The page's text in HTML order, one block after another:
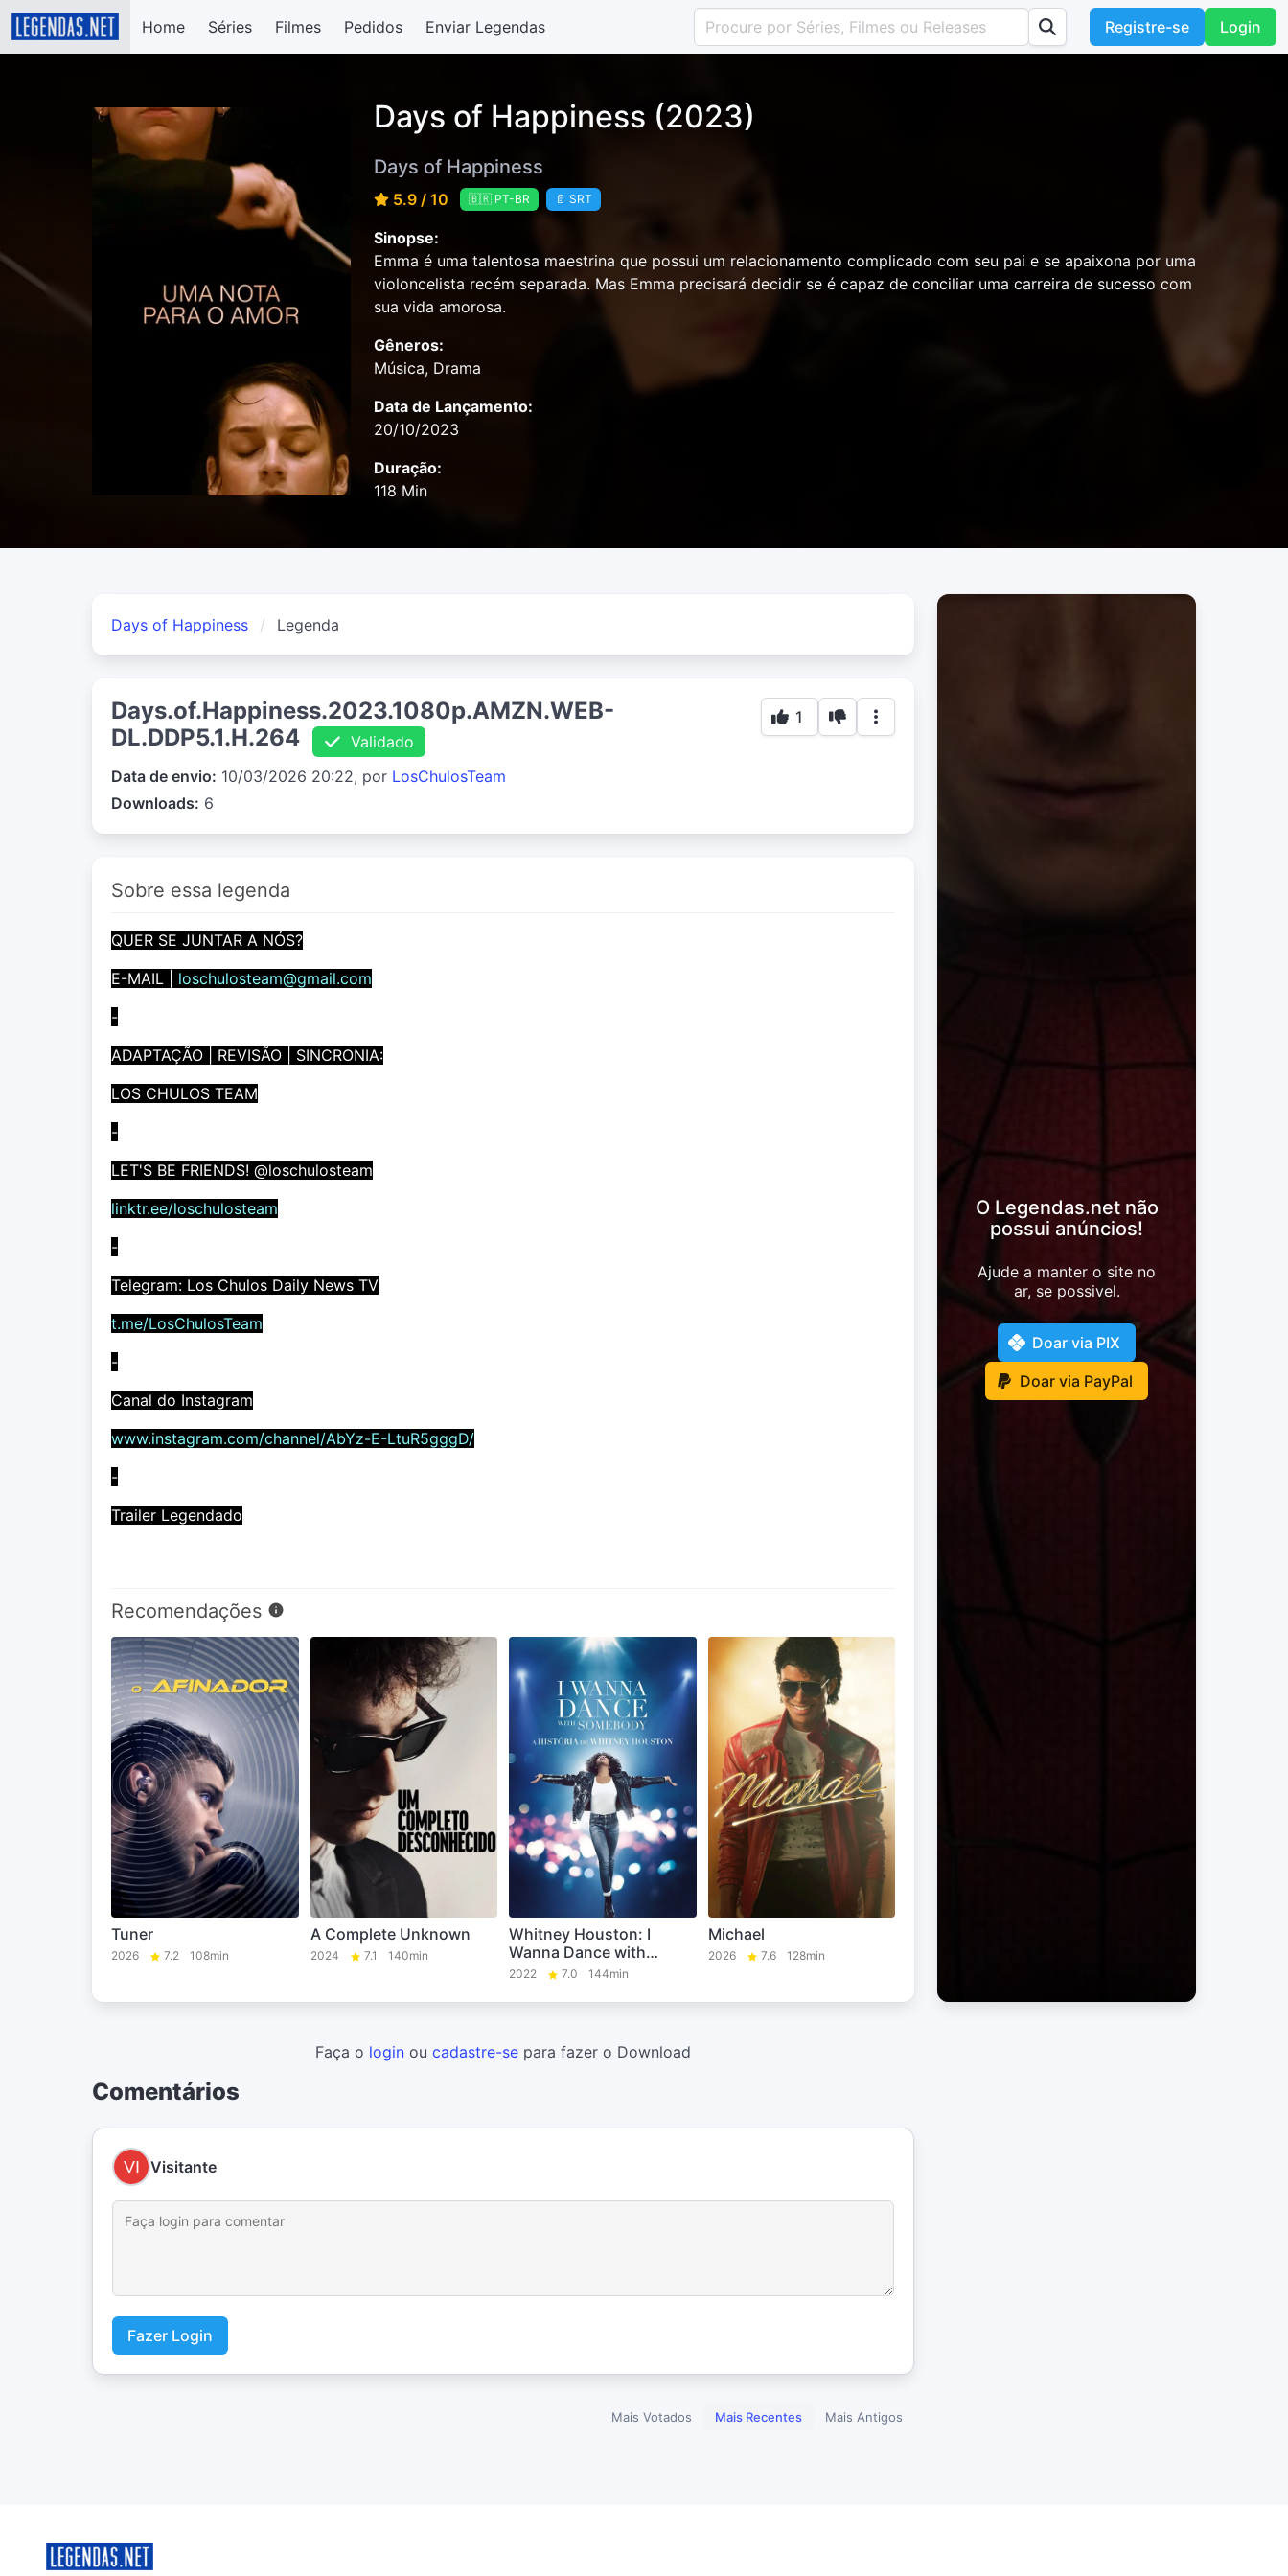
Home Séries Filmes Pedidos Enviar Legendas Registre-se Login
Days of Happiness (2023)
Days of Happiness
5.9 / 10 🇧🇷 PT-BR 📄 SRT
Sinopse:
Emma é uma talentosa maestrina que possui um relacionamento complicado com seu pai e se apaixona por uma
violoncelista recém separada. Mas Emma precisará decidir se é capaz de conciliar uma carreira de sucesso com
sua vida amorosa.
Gêneros:
Música, Drama
Data de Lançamento:
20/10/2023
Duração:
118 Min
Days of Happiness Legenda
Days.of.Happiness.2023.1080p.AMZN.WEB-
DL.DDP5.1.H.264
Validado
Data de envio: 10/03/2026 20:22, por LosChulosTeam
Downloads: 6
1
Sobre essa legenda
QUER SE JUNTAR A NÓS?
E-MAIL |
loschulosteam@gmail.com
-
ADAPTAÇÃO | REVISÃO | SINCRONIA:
LOS CHULOS TEAM
-
LET'S BE FRIENDS! @loschulosteam
linktr.ee/loschulosteam
-
Telegram: Los Chulos Daily News TV
t.me/LosChulosTeam
-
Canal do Instagram
www.instagram.com/channel/AbYz-E-LtuR5gggD/
-
Trailer Legendado
Recomendações
Tuner
2026 7.2 108min
A Complete Unknown
2024 7.1 140min
Whitney Houston: I
Wanna Dance with
Somebody
2022 7.0 144min
Michael
2026 7.6 128min
O Legendas.net não
possui anúncios!
Ajude a manter o site no
ar, se possivel.
Doar via PIX
Doar via PayPal
Faça o login ou cadastre-se para fazer o Download
Comentários
Visitante
Fazer Login
Mais Votados Mais Recentes Mais Antigos